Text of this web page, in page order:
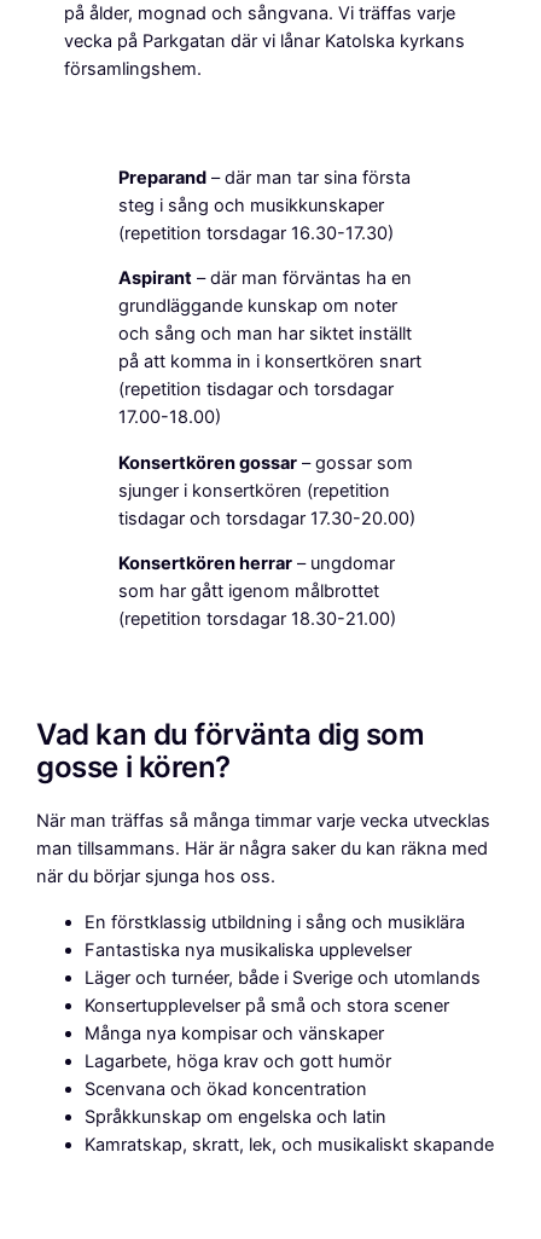
på ålder, mognad och sångvana. Vi träffas varje
vecka på Parkgatan där vi lånar Katolska kyrkans
församlingshem.
Preparand– där man tar sina första
steg i sång och musikkunskaper
(repetition torsdagar 16.30-17.30)
Aspirant– där man förväntas ha en
grundläggande kunskap om noter
och sång och man har siktet inställt
på att komma in i konsertkören snart
(repetition tisdagar och torsdagar
17.00-18.00)
Konsertkören gossar– gossar som
sjunger i konsertkören (repetition
tisdagar och torsdagar 17.30-20.00)
Konsertkören herrar– ungdomar
som har gått igenom målbrottet
(repetition torsdagar 18.30-21.00)
Vad kan du förvänta dig som
gosse i kören?
När man träffas så många timmar varje vecka utvecklas
man tillsammans. Här är några saker du kan räkna med
när du börjar sjunga hos oss.
En förstklassig utbildning i sång och musiklära
Fantastiska nya musikaliska upplevelser
Läger och turnéer, både i Sverige och utomlands
Konsertupplevelser på små och stora scener
Många nya kompisar och vänskaper
Lagarbete, höga krav och gott humör
Scenvana och ökad koncentration
Språkkunskap om engelska och latin
Kamratskap, skratt, lek, och musikaliskt skapande